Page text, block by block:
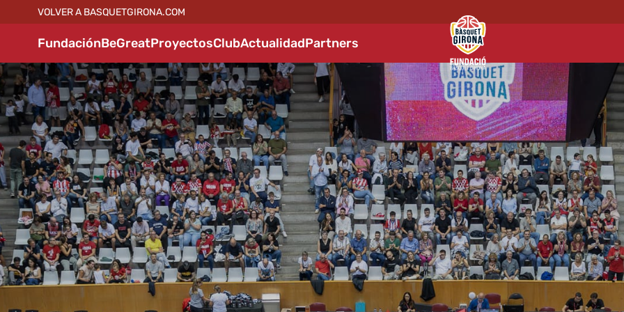
VOLVER A BASQUETGIRONA.COM
FundaciónBeGreatProyectosClubActualidadPartners